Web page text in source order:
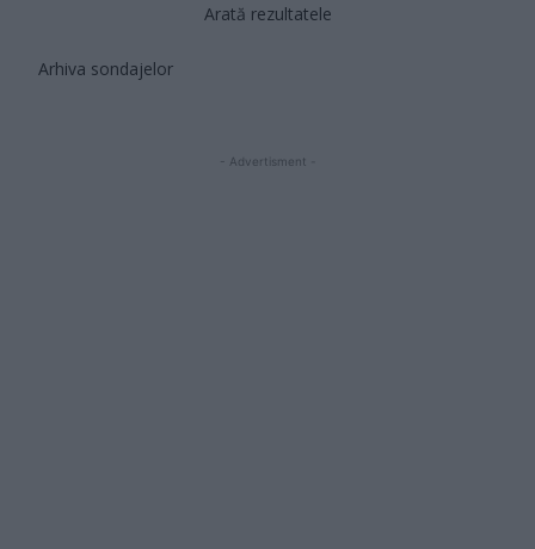
Arată rezultatele
Arhiva sondajelor
- Advertisment -